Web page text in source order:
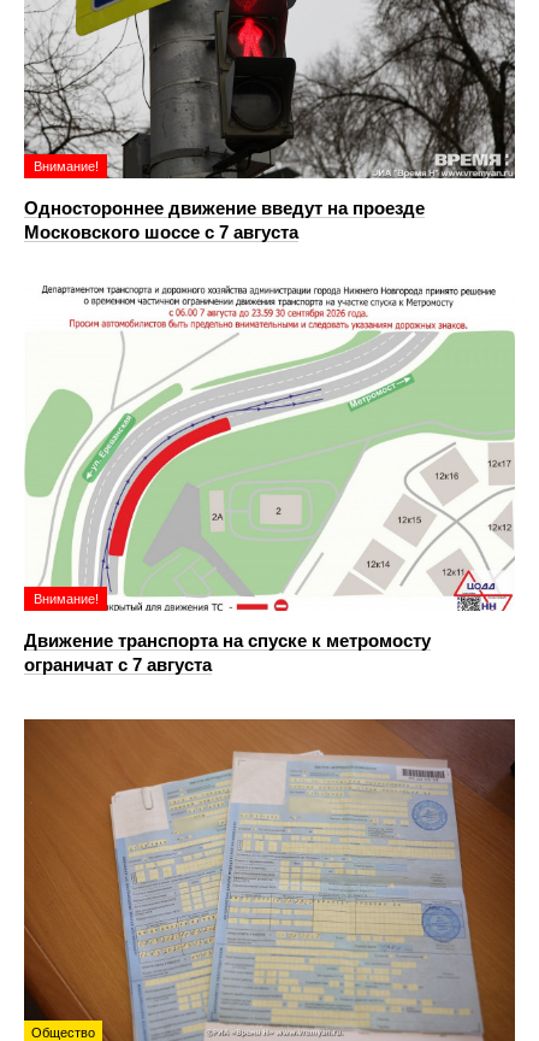
Внимание!
Одностороннее движение введут на проезде
Московского шоссе с 7 августа
Внимание!
Движение транспорта на спуске к метромосту
ограничат с 7 августа
Общество